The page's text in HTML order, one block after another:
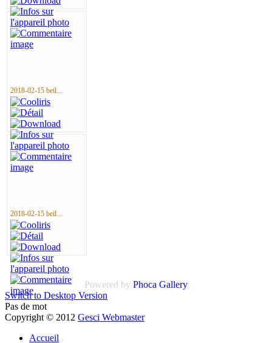
2018-02-15 beil...
2018-02-15 beil...
Powered by Phoca Gallery
Switch to Desktop Version
Pas de mot
Copyright © 2012 Gesci Webmaster
Accueil